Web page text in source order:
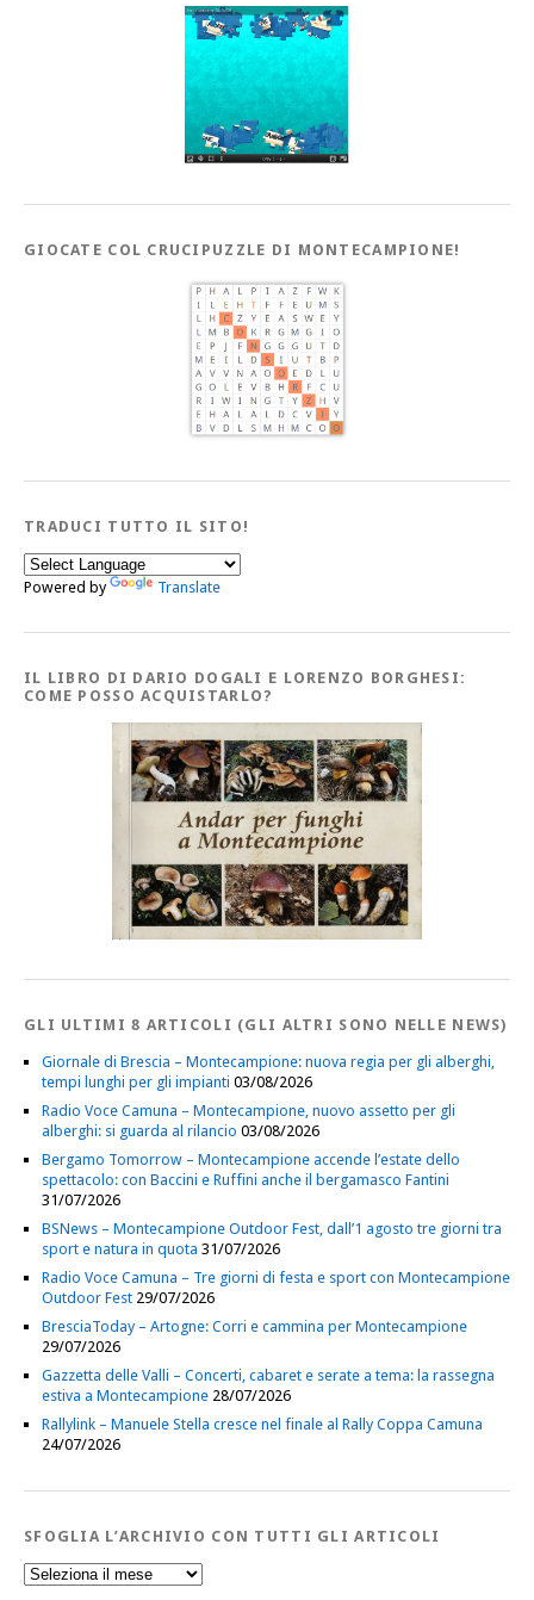
GIOCATE COL CRUCIPUZZLE DI MONTECAMPIONE!
TRADUCI TUTTO IL SITO!
Powered by Translate
IL LIBRO DI DARIO DOGALI E LORENZO BORGHESI:
COME POSSO ACQUISTARLO?
GLI ULTIMI 8 ARTICOLI (GLI ALTRI SONO NELLE NEWS)
Giornale di Brescia – Montecampione: nuova regia per gli alberghi,
tempi lunghi per gli impianti 03/08/2026
Radio Voce Camuna – Montecampione, nuovo assetto per gli
alberghi: si guarda al rilancio 03/08/2026
Bergamo Tomorrow – Montecampione accende l’estate dello
spettacolo: con Baccini e Ruffini anche il bergamasco Fantini
31/07/2026
BSNews – Montecampione Outdoor Fest, dall’1 agosto tre giorni tra
sport e natura in quota 31/07/2026
Radio Voce Camuna – Tre giorni di festa e sport con Montecampione
Outdoor Fest 29/07/2026
BresciaToday – Artogne: Corri e cammina per Montecampione
29/07/2026
Gazzetta delle Valli – Concerti, cabaret e serate a tema: la rassegna
estiva a Montecampione 28/07/2026
Rallylink – Manuele Stella cresce nel finale al Rally Coppa Camuna
24/07/2026
SFOGLIA L’ARCHIVIO CON TUTTI GLI ARTICOLI
Sfoglia
l’Archivio